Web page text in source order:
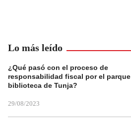
Lo más leído
¿Qué pasó con el proceso de
responsabilidad fiscal por el parque
biblioteca de Tunja?
29/08/2023